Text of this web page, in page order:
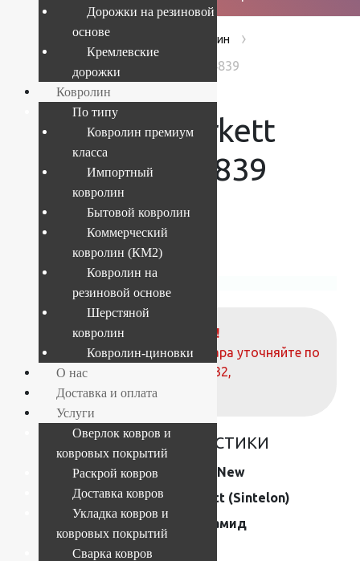
› Products Ковролин ›
Ковролин Tarkett Orion New 44839
Ковролин Tarkett
Orion New 44839
Текущий размер:4x25 м
ВНИМАНИЕ!
О наличие и стоимости товара уточняйте по
телефонам:
+7 (812) 377-09-32,
+7 (967) 346-75-44
ОСНОВНЫЕ ХАРАКТЕРИСТИКИ
Коллекция
Orion New
Производитель
Tarkett (Sintelon)
Полиамид
Размер (м)
Дорожки на резиновой
основе
Кремлевские
дорожки
Ковролин
По типу
Ковролин премиум
класса
Импортный
ковролин
Бытовой ковролин
Коммерческий
ковролин (КМ2)
Ковролин на
резиновой основе
Шерстяной
ковролин
Ковролин-циновки
О нас
Доставка и оплата
Услуги
Оверлок ковров и
ковровых покрытий
Раскрой ковров
Доставка ковров
Укладка ковров и
ковровых покрытий
Сварка ковров